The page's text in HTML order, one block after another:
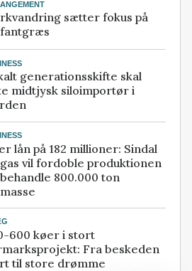
sætter fokus på
generationsskifte skal
midtjysk siloimportør i
lån på 182 millioner: Sindal
vil fordoble produktionen
800.000 ton
600 køer i stort
Fra beskeden
til store drømme